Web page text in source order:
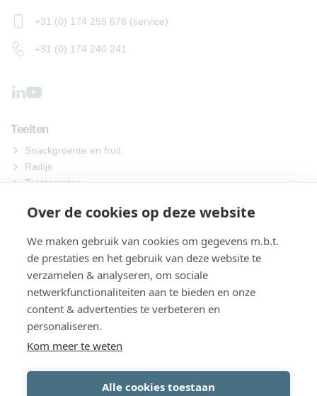
+31 (0) 174 255 678 (service)
+31 (0) 174 240 241
Teelten
Snackgroente en fruit
Radijs
Trostomaten
Zaaien
Over ons
Contact
Over de cookies op deze website
We maken gebruik van cookies om gegevens m.b.t.
de prestaties en het gebruik van deze website te
verzamelen & analyseren, om sociale
netwerkfunctionaliteiten aan te bieden en onze
content & advertenties te verbeteren en
personaliseren.
Kom meer te weten
Alle cookies toestaan